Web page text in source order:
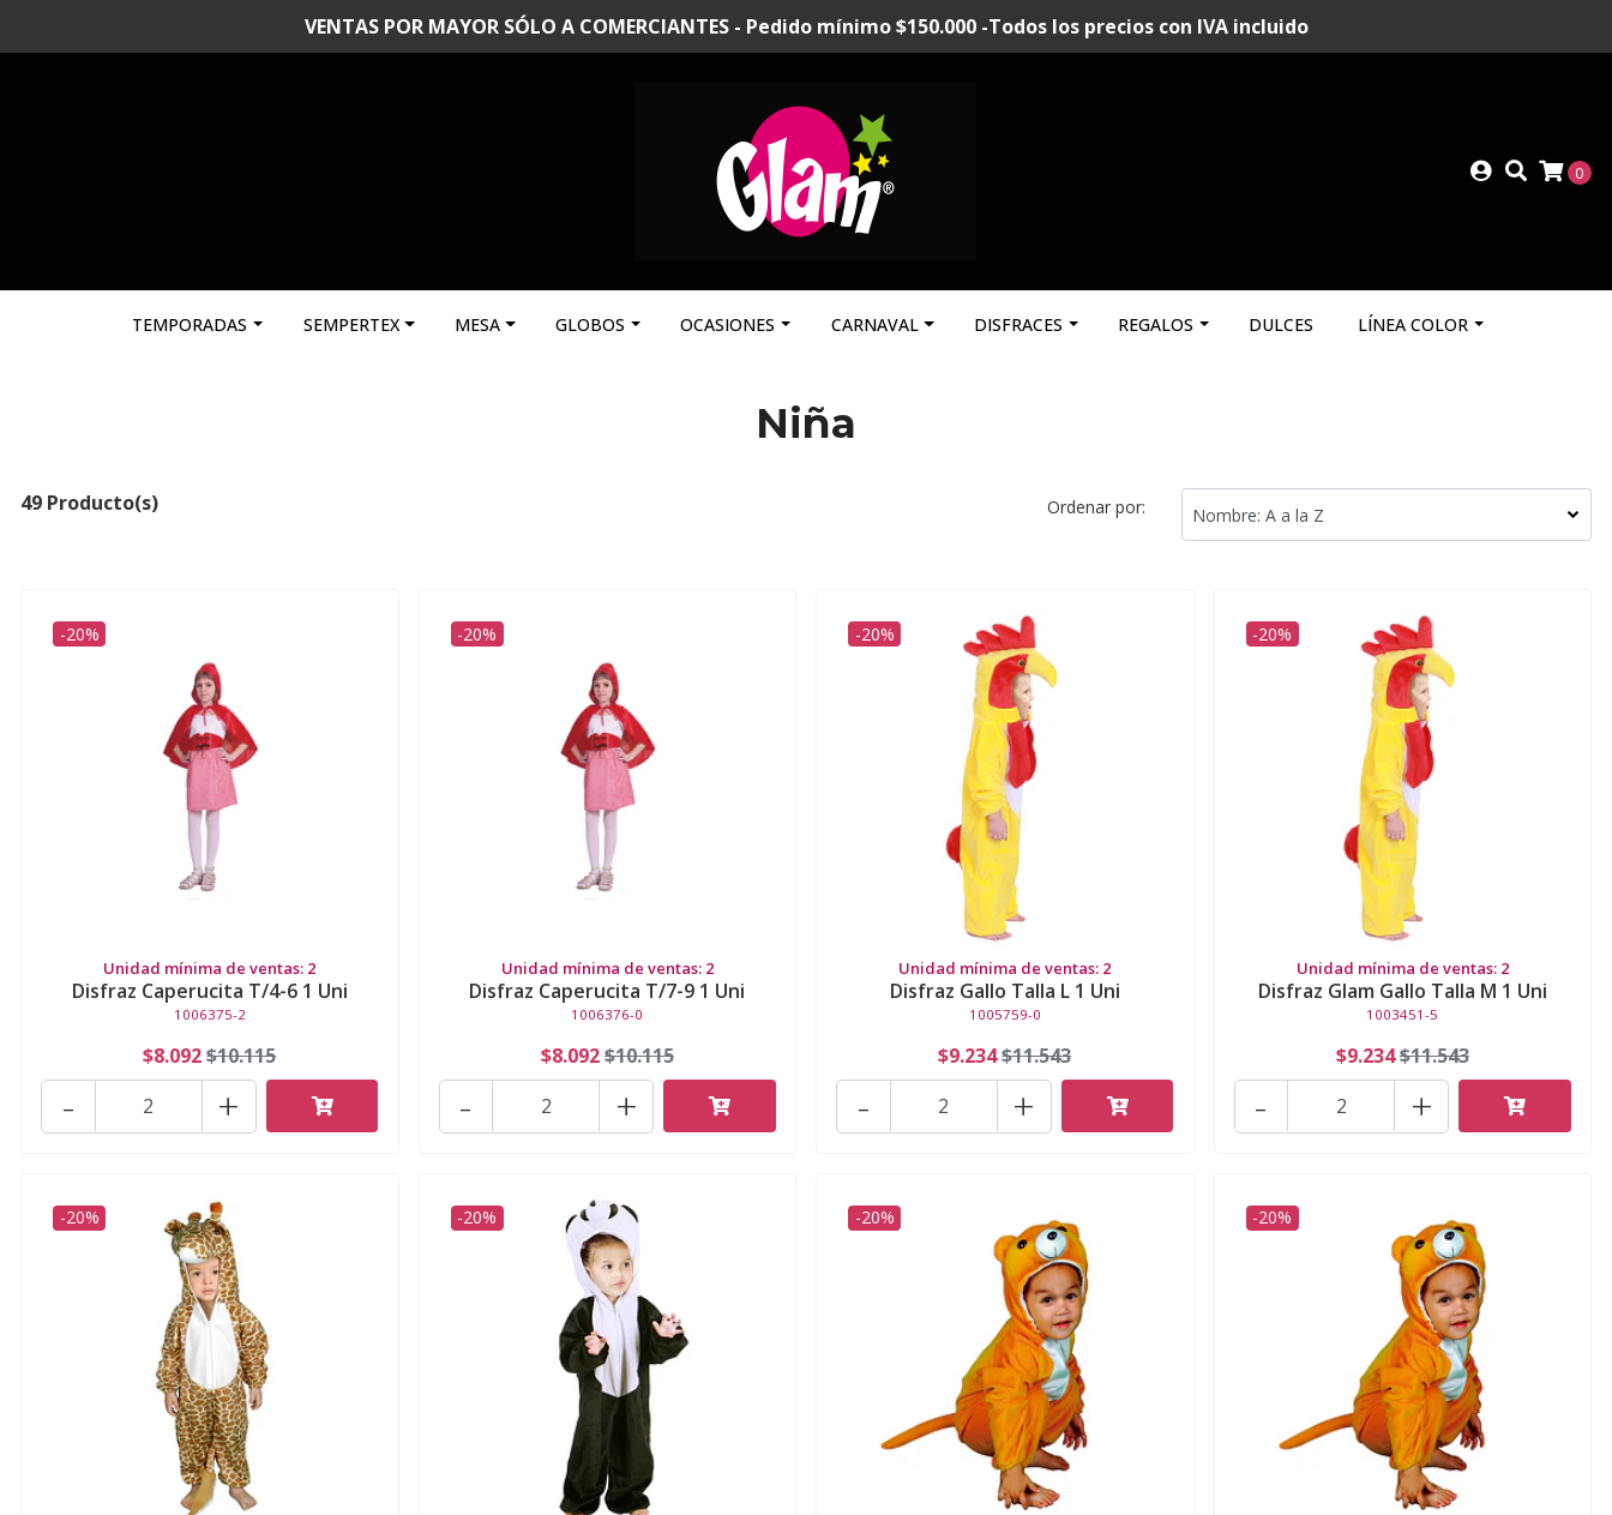
VENTAS POR MAYOR SÓLO A COMERCIANTES - Pedido mínimo $150.000 -Todos los precios con IVA incluido
0
TEMPORADAS SEMPERTEX MESA GLOBOS OCASIONES CARNAVAL DISFRACES REGALOS DULCES LÍNEA COLOR
Niña
49 Producto(s) Ordenar por:
-20%
Unidad mínima de ventas: 2
Disfraz Caperucita T/4-6 1 Uni
1006375-2
$8.092$10.115
+
-
-20%
Unidad mínima de ventas: 2
Disfraz Caperucita T/7-9 1 Uni
1006376-0
$8.092$10.115
+
-
-20%
Unidad mínima de ventas: 2
Disfraz Gallo Talla L 1 Uni
1005759-0
$9.234$11.543
+
-
-20%
Unidad mínima de ventas: 2
Disfraz Glam Gallo Talla M 1 Uni
1003451-5
$9.234$11.543
+
-
-20% -20% -20% -20%